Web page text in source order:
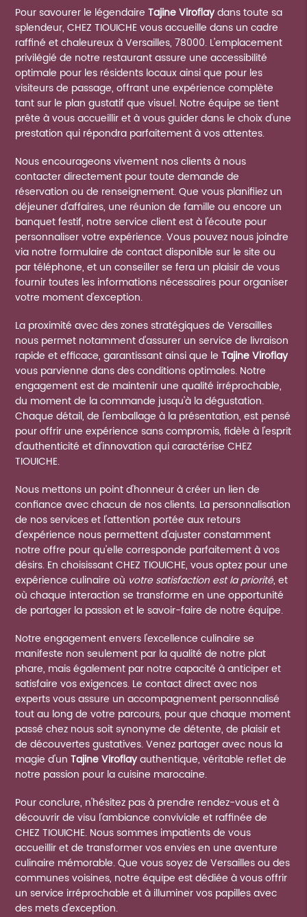
Pour savourer le légendaireTajine Viroflaydans toute sa
splendeur, CHEZ TIOUICHE vous accueille dans un cadre
raffiné et chaleureux à Versailles, 78000. L'emplacement
privilégié de notre restaurant assure une accessibilité
optimale pour les résidents locaux ainsi que pour les
visiteurs de passage, offrant une expérience complète
tant sur le plan gustatif que visuel. Notre équipe se tient
prête à vous accueillir et à vous guider dans le choix d'une
prestation qui répondra parfaitement à vos attentes.
Nous encourageons vivement nos clients à nous
contacter directement pour toute demande de
réservation ou de renseignement. Que vous planifiiez un
déjeuner d'affaires, une réunion de famille ou encore un
banquet festif, notre service client est à l'écoute pour
personnaliser votre expérience. Vous pouvez nous joindre
via notre formulaire de contact disponible sur le site ou
par téléphone, et un conseiller se fera un plaisir de vous
fournir toutes les informations nécessaires pour organiser
votre moment d'exception.
La proximité avec des zones stratégiques de Versailles
nous permet notamment d'assurer un service de livraison
rapide et efficace, garantissant ainsi que leTajine Viroflay
vous parvienne dans des conditions optimales. Notre
engagement est de maintenir une qualité irréprochable,
du moment de la commande jusqu'à la dégustation.
Chaque détail, de l'emballage à la présentation, est pensé
pour offrir une expérience sans compromis, fidèle à l'esprit
d'authenticité et d'innovation qui caractérise CHEZ
TIOUICHE.
Nous mettons un point d'honneur à créer un lien de
confiance avec chacun de nos clients. La personnalisation
de nos services et l'attention portée aux retours
d'expérience nous permettent d'ajuster constamment
notre offre pour qu'elle corresponde parfaitement à vos
désirs. En choisissant CHEZ TIOUICHE, vous optez pour une
expérience culinaire où votre satisfaction est la priorité, et
où chaque interaction se transforme en une opportunité
de partager la passion et le savoir-faire de notre équipe.
Notre engagement envers l'excellence culinaire se
manifeste non seulement par la qualité de notre plat
phare, mais également par notre capacité à anticiper et
satisfaire vos exigences. Le contact direct avec nos
experts vous assure un accompagnement personnalisé
tout au long de votre parcours, pour que chaque moment
passé chez nous soit synonyme de détente, de plaisir et
de découvertes gustatives. Venez partager avec nous la
magie d'unTajine Viroflayauthentique, véritable reflet de
notre passion pour la cuisine marocaine.
Pour conclure, n'hésitez pas à prendre rendez-vous et à
découvrir de visu l'ambiance conviviale et raffinée de
CHEZ TIOUICHE. Nous sommes impatients de vous
accueillir et de transformer vos envies en une aventure
culinaire mémorable. Que vous soyez de Versailles ou des
communes voisines, notre équipe est dédiée à vous offrir
un service irréprochable et à illuminer vos papilles avec
des mets d'exception.